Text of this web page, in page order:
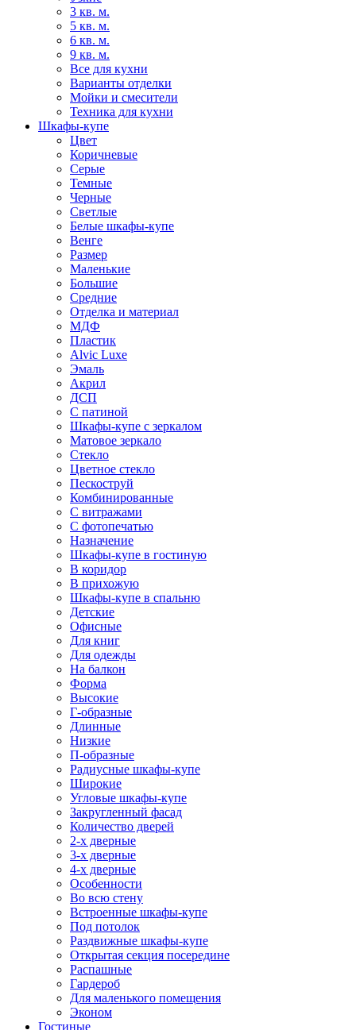
3 кв. м.
5 кв. м.
6 кв. м.
9 кв. м.
Все для кухни
Варианты отделки
Мойки и смесители
Техника для кухни
Шкафы-купе
Цвет
Коричневые
Серые
Темные
Черные
Светлые
Белые шкафы-купе
Венге
Размер
Маленькие
Большие
Средние
Отделка и материал
МДФ
Пластик
Alvic Luxe
Эмаль
Акрил
ДСП
С патиной
Шкафы-купе с зеркалом
Матовое зеркало
Стекло
Цветное стекло
Пескоструй
Комбинированные
С витражами
С фотопечатью
Назначение
Шкафы-купе в гостиную
В коридор
В прихожую
Шкафы-купе в спальню
Детские
Офисные
Для книг
Для одежды
На балкон
Форма
Высокие
Г-образные
Длинные
Низкие
П-образные
Радиусные шкафы-купе
Широкие
Угловые шкафы-купе
Закругленный фасад
Количество дверей
2-х дверные
3-х дверные
4-х дверные
Особенности
Во всю стену
Встроенные шкафы-купе
Под потолок
Раздвижные шкафы-купе
Открытая секция посередине
Распашные
Гардероб
Для маленького помещения
Эконом
Гостиные